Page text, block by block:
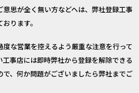
意思が全く無い方などへは、弊社登録工事
ります。
な営業を控えるよう厳重な注意を行って
工事店には即時弊社から登録を解除できる
で、何か問題がございましたら弊社までご